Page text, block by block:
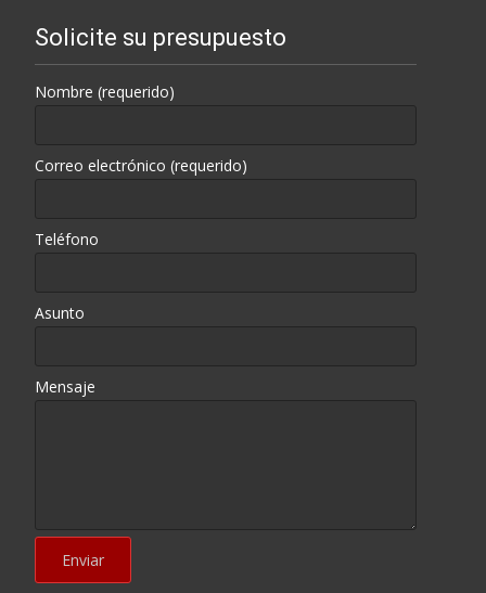
Solicite su presupuesto
Nombre (requerido)
Correo electrónico (requerido)
Teléfono
Asunto
Mensaje